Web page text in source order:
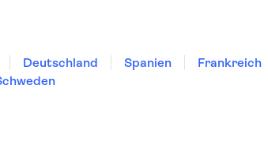
Deutschland Spanien Frankreich